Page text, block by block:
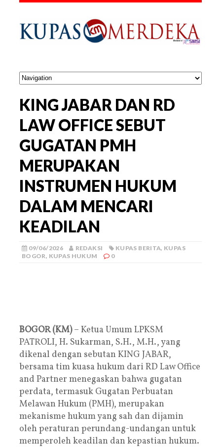
KING JABAR DAN RD
LAW OFFICE SEBUT
GUGATAN PMH
MERUPAKAN
INSTRUMEN HUKUM
DALAM MENCARI
KEADILAN
09/06/2026 REDAKSI KUPAS BERITA, KUPAS
BOGOR, KUPAS HUKUM 0
BOGOR (KM)– Ketua Umum LPKSM
PATROLI, H. Sukarman, S.H., M.H., yang
dikenal dengan sebutan KING JABAR,
bersama tim kuasa hukum dari RD Law Office
and Partner menegaskan bahwa gugatan
perdata, termasuk Gugatan Perbuatan
Melawan Hukum (PMH), merupakan
mekanisme hukum yang sah dan dijamin
oleh peraturan perundang-undangan untuk
memperoleh keadilan dan kepastian hukum.